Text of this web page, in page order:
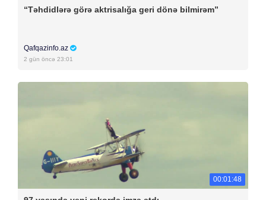
“Təhdidlərə görə aktrisalığa geri dönə bilmirəm”
Qafqazinfo.az
2 gün öncə 23:01
00:01:48